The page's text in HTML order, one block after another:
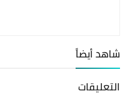
شاهد أيضاً
التعليقات